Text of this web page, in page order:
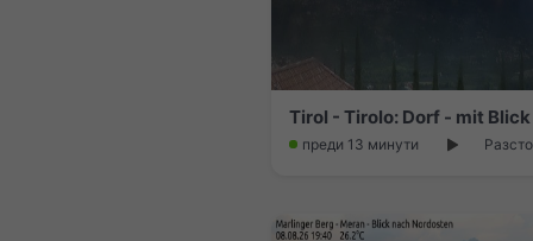
преди 13 минути